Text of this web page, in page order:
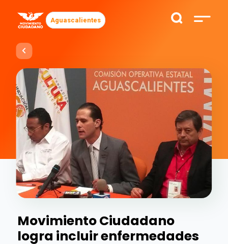
Aguascalientes
Movimiento Ciudadano
logra incluir enfermedades